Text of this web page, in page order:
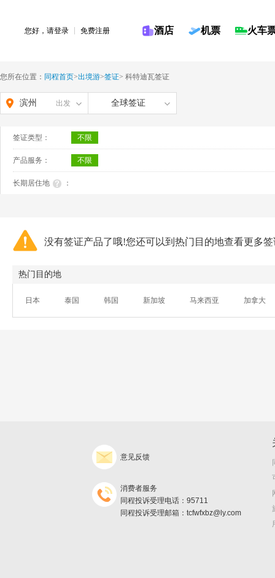
您好，请登录 免费注册 酒店 机票 火车
您所在位置： 同程首页>出境游>签证> 科特迪瓦签证
滨州 出发 全球签证
签证类型： 不限
产品服务： 不限
长期居住地 ：
没有签证产品了哦!您还可以到热门目的地查看更多
热门目的地
日本 泰国 韩国 新加坡 马来西亚 加拿大
意见反馈
消费者服务
同程投诉受理电话：95711
同程投诉受理邮箱：tcfwfxbz@ly.com